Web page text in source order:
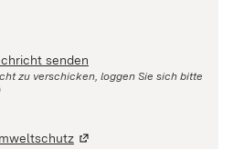
senden
zu verschicken, loggen Sie sich bitte